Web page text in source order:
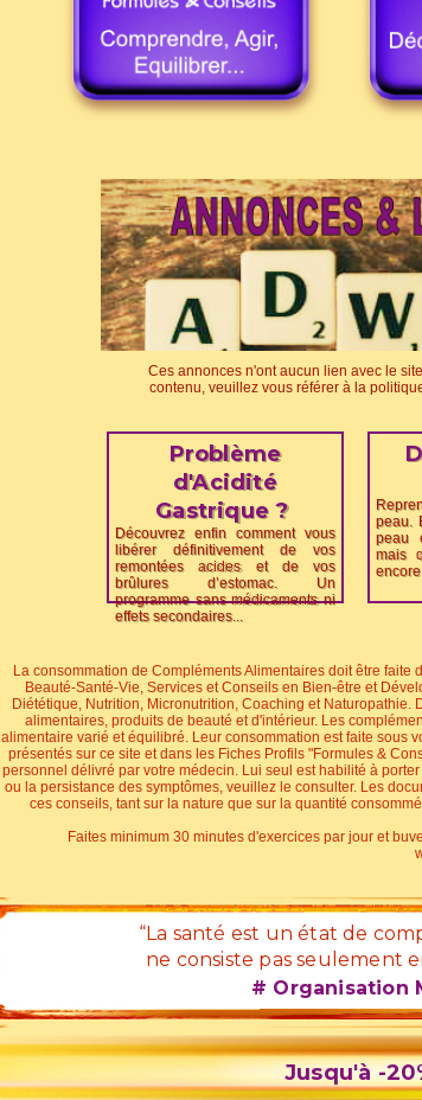
Ces annonces n'ont aucun lien avec le
contenu, veuillez vous référer à la
Problème
d'Acidité
Gastrique ?
Découvrez enfin comment vous
libérer définitivement de vos
remontées acides et de vos
brûlures d’estomac. Un
programme sans médicaments ni
effets secondaires...
peau.
peau
mais
La consommation de Compléments Alimentaires doit être
Beauté-Santé-Vie, Services et Conseils en Bien-être et
Diététique, Nutrition, Micronutrition, Coaching et
alimentaires, produits de beauté et d'intérieur. Les
alimentaire varié et équilibré. Leur consommation est faite sous
présentés sur ce site et dans les Fiches Profils "Formules &
personnel délivré par votre médecin. Lui seul est habilité à
ou la persistance des symptômes, veuillez le consulter. Les
ces conseils, tant sur la nature que sur la quantité
Faites minimum 30 minutes d'exercices par jour et
“La santé est un état de
ne consiste pas seulement
# Organisation
Jusqu'à -